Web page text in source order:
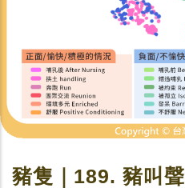
豬隻｜189. 豬叫